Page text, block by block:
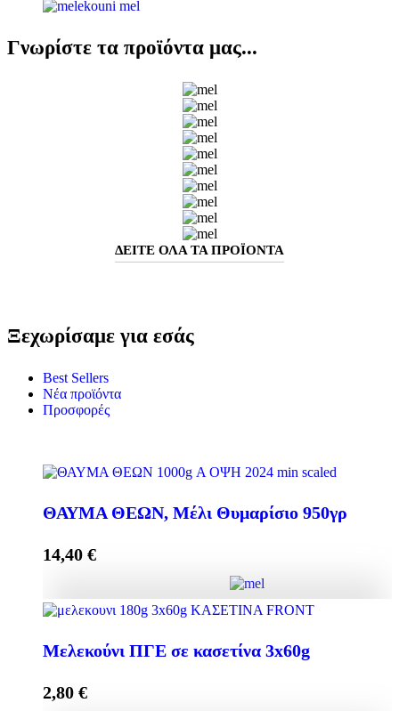
Γνωρίστε τα προϊόντα μας...
ΔΕΙΤΕ ΟΛΑ ΤΑ ΠΡΟΪΟΝΤΑ
Ξεχωρίσαμε για εσάς
Best Sellers
Νέα προϊόντα
Προσφορές
ΘΑΥΜΑ ΘΕΩΝ, Μέλι Θυμαρίσιο 950γρ
14,40 €
Μελεκούνι ΠΓΕ σε κασετίνα 3x60g
2,80 €